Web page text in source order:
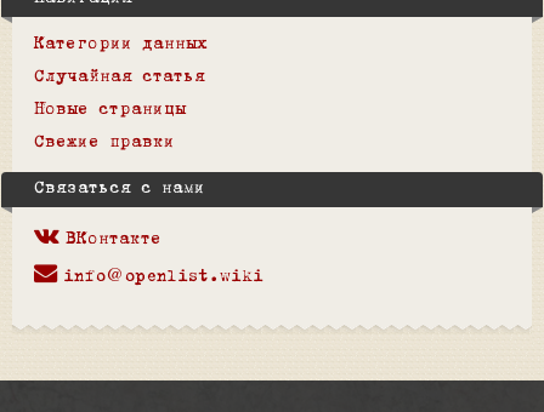
Категории данных
Случайная статья
Новые страницы
Свежие правки
Связаться с нами
ВКонтакте
info@openlist.wiki